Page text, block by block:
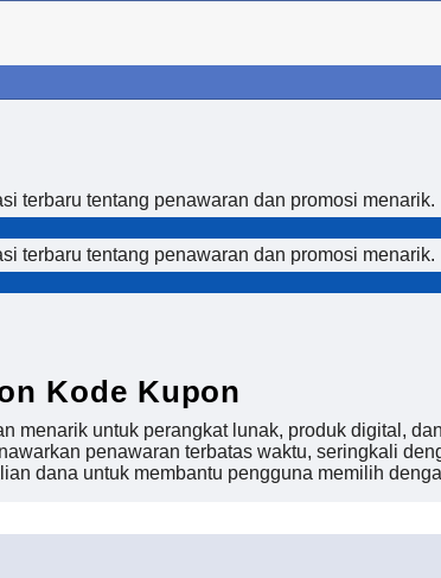
terbaru tentang penawaran dan promosi menarik.
terbaru tentang penawaran dan promosi menarik.
Kode Kupon
menarik untuk perangkat lunak, produk digital,
penawaran terbatas waktu, seringkali
dana untuk membantu pengguna memilih